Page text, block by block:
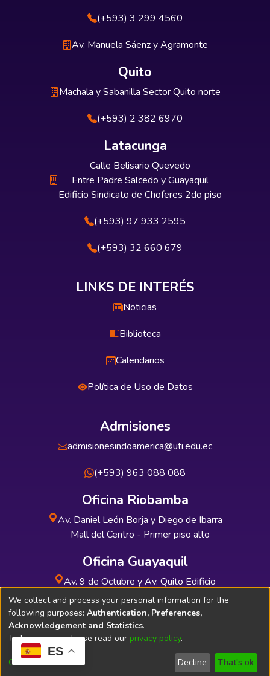
ES
(+593) 3 299 4560
Av. Manuela Sáenz y Agramonte
Quito
Machala y Sabanilla Sector Quito norte
(+593) 2 382 6970
Latacunga
Calle Belisario Quevedo
Entre Padre Salcedo y Guayaquil
Edificio Sindicato de Choferes 2do piso
(+593) 97 933 2595
(+593) 32 660 679
LINKS DE INTERÉS
Noticias
Biblioteca
Calendarios
Política de Uso de Datos
Admisiones
admisionesindoamerica@uti.edu.ec
(+593) 963 088 088
Oficina Riobamba
Av. Daniel León Borja y Diego de Ibarra
Mall del Centro - Primer piso alto
Oficina Guayaquil
Av. 9 de Octubre y Av. Quito Edificio
INDUAUTO - Planta baja
Soporte Técnico Bibliolatino.com
We collect and process your personal information for the
following purposes: Authentication, Preferences,
Acknowledgement and Statistics.
To learn more, please read our privacy policy.
Customize Decline That's ok